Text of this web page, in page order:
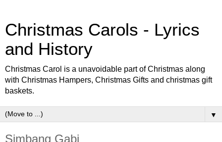
Christmas Carols - Lyrics
and History
Christmas Carol is a unavoidable part of Christmas along
with Christmas Hampers, Christmas Gifts and christmas gift
baskets.
▼
Simbang Gabi